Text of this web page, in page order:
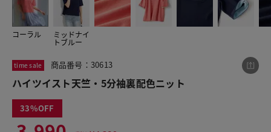
コーラル ミッドナイ
トブルー
time sale 商品番号：30613
ハイツイスト天竺・5分袖裏配色ニット
33
この商品をシェアする
¥3,990
税込¥4,389